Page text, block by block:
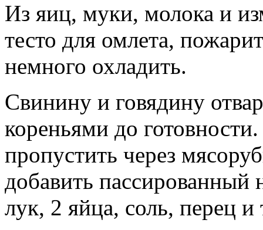
Из яиц, муки, молока и
тесто для омлета,
немного охладить.
Свинину и говядину
кореньями до
пропустить через
добавить пассированный
лук, 2 яйца, соль, перец